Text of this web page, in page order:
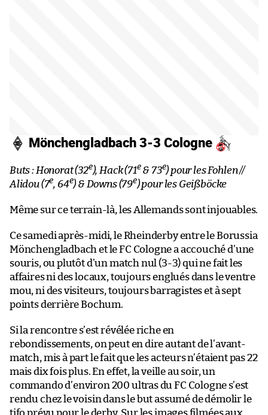
Mönchengladbach 3-3 Cologne
Buts : Honorat (32e), Hack (71e& 73e) pour les Fohlen //
Alidou (7e, 64e) & Downs (79e) pour les Geißböcke
Même sur ce terrain-là, les Allemands sont injouables.
Ce samedi après-midi, le Rheinderby entre le Borussia
Mönchengladbach et le FC Cologne a accouché d’une
souris, ou plutôt d’un match nul (3-3) qui ne fait les
affaires ni des locaux, toujours englués dans le ventre
mou, ni des visiteurs, toujours barragistes et à sept
points derrière Bochum.
Si la rencontre s’est révélée riche en
rebondissements, on peut en dire autant de l’avant-
match, mis à part le fait que les acteurs n’étaient pas 22
mais dix fois plus. En effet, la veille au soir, un
commando d’environ 200 ultras du FC Cologne s’est
rendu chez le voisin dans le but assumé de démolir le